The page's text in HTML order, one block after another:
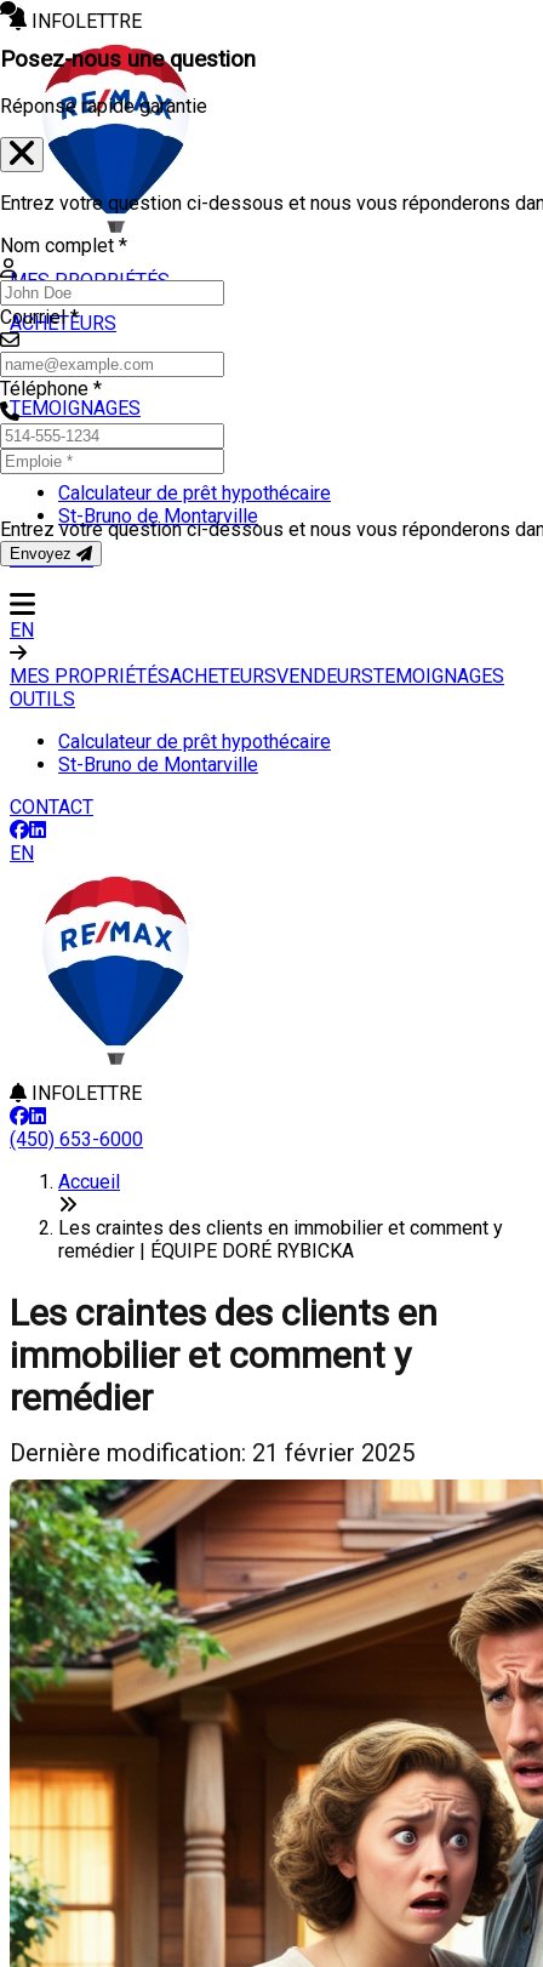
INFOLETTRE
MES PROPRIÉTÉS
ACHETEURS
VENDEURS
TEMOIGNAGES
OUTILS
Calculateur de prêt hypothécaire
St-Bruno de Montarville
CONTACT
EN
MES PROPRIÉTÉSACHETEURSVENDEURSTEMOIGNAGES
OUTILS
Calculateur de prêt hypothécaire
St-Bruno de Montarville
CONTACT
EN
INFOLETTRE
(450) 653-6000
Accueil
Les craintes des clients en immobilier et comment y
remédier | ÉQUIPE DORÉ RYBICKA
Les craintes des clients en
immobilier et comment y
remédier
Dernière modification: 21 février 2025
Posez-nous une question
Réponse rapide garantie
Entrez votre question ci-dessous et nous vous réponderons
Nom complet *
Courriel *
Téléphone *
Entrez votre question ci-dessous et nous vous réponderons
Envoyez